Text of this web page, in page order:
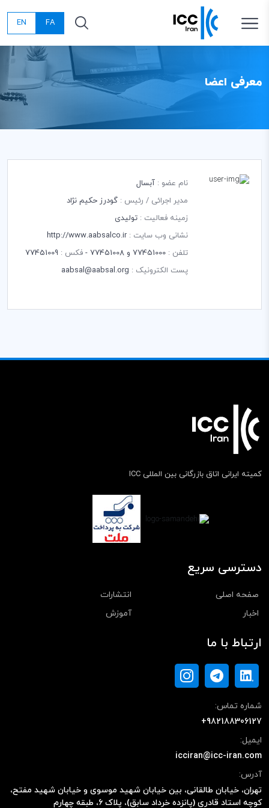
FA
EN
معرفی اعضا
نام عضو : آبسال
مدیر اجرائی / رئیس : گودرز حکیم نژاد
زمینه فعالیت : تولیدی
نشانی وب سایت :http://www.aabsalco.ir
تلفن : 77451000 و 77451008 - فکس : 77451009
پست الکترونیک : aabsal@aabsal.org
کمیته ایرانی اتاق بازرگانی بین المللی ICC
دسترسی سریع
صفحه اصلی
انتشارات
اخبار
آموزش
ارتباط با ما
شماره تماس:
+982188306127
ایمیل:
icciran@icc-iran.com
آدرس:
تهران، خیابان طالقانی، بین خیابان شهید موسوی و خیابان شهید مفتح،
کوچه استاد قادری (پانزده خرداد سابق)، پلاک ۶، طبقه چهارم